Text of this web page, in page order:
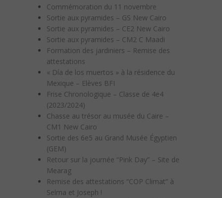
Commémoration du 11 novembre
Sortie aux pyramides – GS New Cairo
Sortie aux pyramides – CE2 New Cairo
Sortie aux pyramides – CM2 C Maadi
Formation des jardiniers – Remise des
attestations
« Día de los muertos » à la résidence du
Mexique – Elèves BFI
Frise Chronologique – Classe de 4e4
(2023/2024)
Chasse au trésor au musée du Caire –
CM1 New Cairo
Sortie des 6e5 au Grand Musée Égyptien
(GEM)
Retour sur la journée “Pink Day” – Site de
Mearag
Remise des attestations “COP Climat” à
Selma et Joseph !